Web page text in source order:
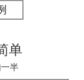
单
半